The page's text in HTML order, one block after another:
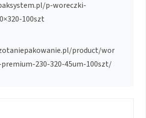
p-woreczki-
100szt
product/wor
230-320-45um-100szt/